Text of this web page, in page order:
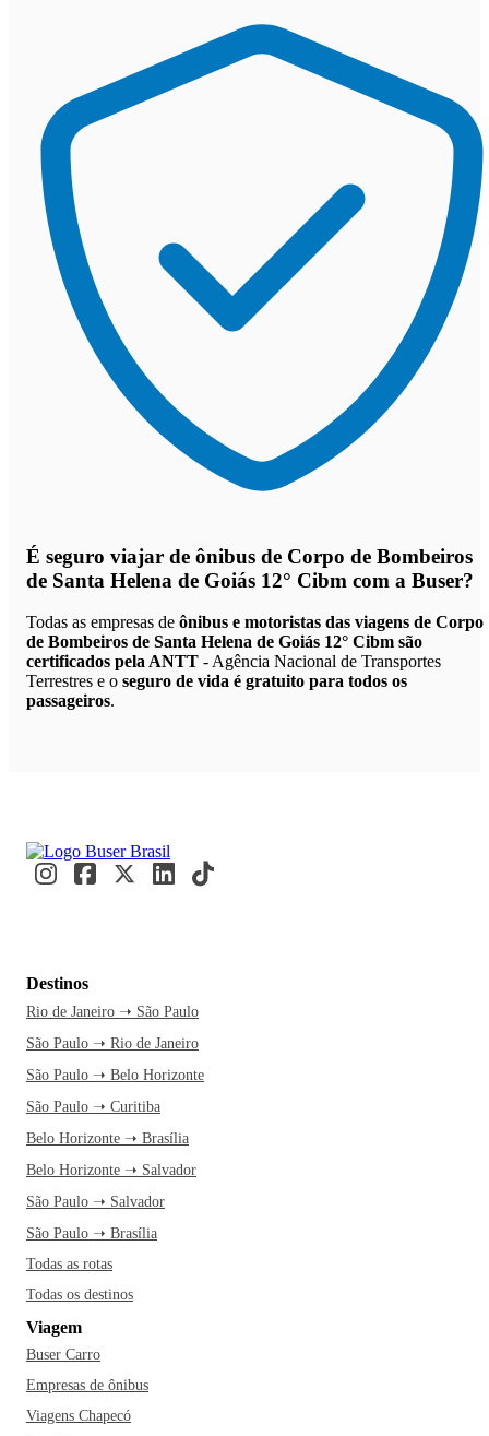
É seguro viajar de ônibus de Corpo de Bombeiros
de Santa Helena de Goiás 12° Cibm com a Buser?
Todas as empresas de ônibus e motoristas das viagens de Corpo
de Bombeiros de Santa Helena de Goiás 12° Cibm são
certificados pela ANTT - Agência Nacional de Transportes
Terrestres e o seguro de vida é gratuito para todos os
passageiros.
Destinos
Rio de Janeiro ➝ São Paulo
São Paulo ➝ Rio de Janeiro
São Paulo ➝ Belo Horizonte
São Paulo ➝ Curitiba
Belo Horizonte ➝ Brasília
Belo Horizonte ➝ Salvador
São Paulo ➝ Salvador
São Paulo ➝ Brasília
Todas as rotas
Todas os destinos
Viagem
Buser Carro
Empresas de ônibus
Viagens Chapecó